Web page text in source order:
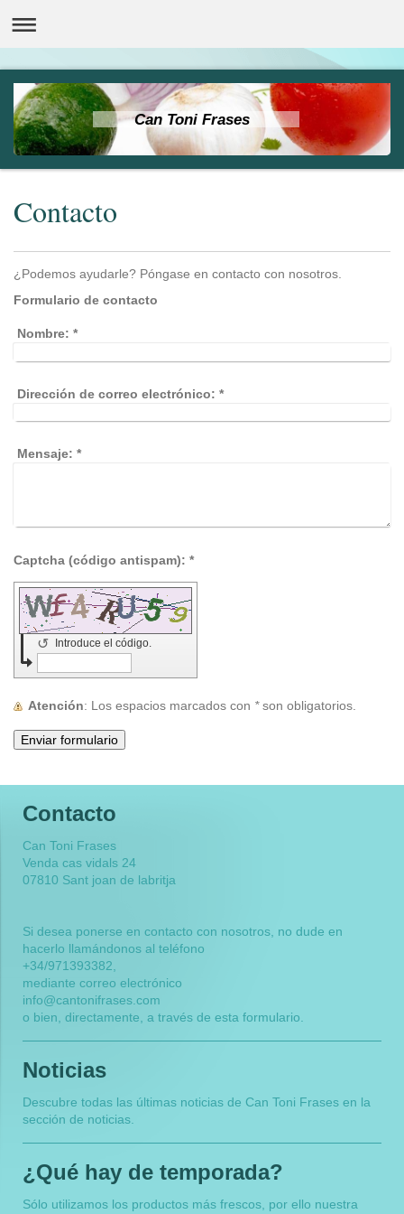
Can Toni Frases
Contacto
¿Podemos ayudarle? Póngase en contacto con nosotros.
Formulario de contacto
Nombre: *
Dirección de correo electrónico: *
Mensaje: *
Captcha (código antispam): *
Introduce el código.
↺
Atención : Los espacios marcados con *son obligatorios.
Contacto
Can Toni Frases
Venda cas vidals 24
07810 Sant joan de labritja
Si desea ponerse en contacto con nosotros, no dude en
hacerlo llamándonos al teléfono
+34/971393382,
mediante correo electrónico
info@cantonifrases.com
o bien, directamente, a través de esta formulario.
Noticias
Descubre todas las últimas noticias de Can Toni Frases en la
sección de noticias.
¿Qué hay de temporada?
Sólo utilizamos los productos más frescos, por ello nuestra